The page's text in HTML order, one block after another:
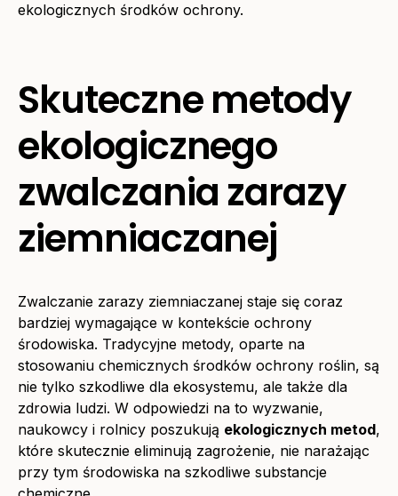
ekologicznych środków ochrony.
Skuteczne metody
ekologicznego
zwalczania zarazy
ziemniaczanej
Zwalczanie zarazy ziemniaczanej staje się coraz
bardziej wymagające w kontekście ochrony
środowiska. Tradycyjne metody, oparte na
stosowaniu chemicznych środków ochrony roślin, są
nie tylko szkodliwe dla ekosystemu, ale także dla
zdrowia ludzi. W odpowiedzi na to wyzwanie,
naukowcy i rolnicy poszukują ekologicznych metod,
które skutecznie eliminują zagrożenie, nie narażając
przy tym środowiska na szkodliwe substancje